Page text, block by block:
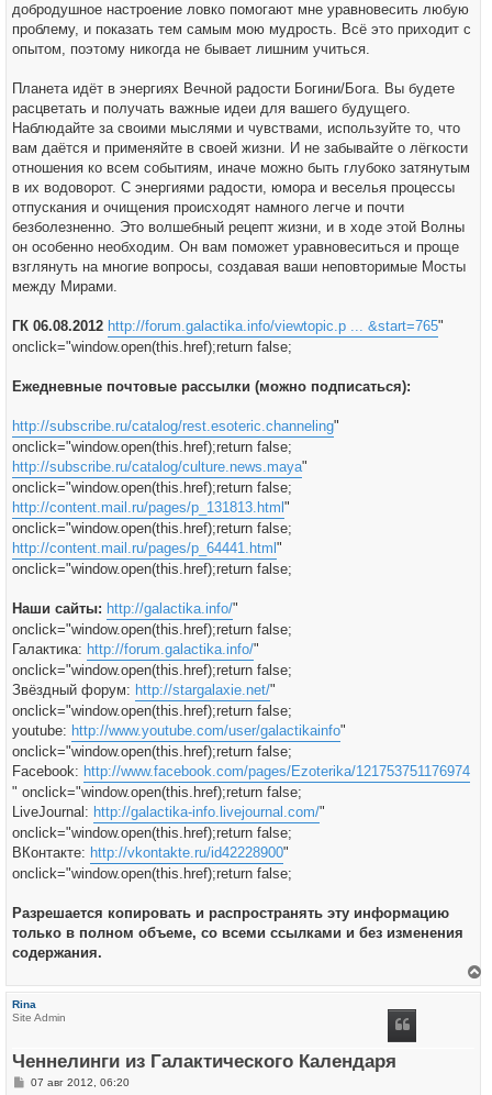
добродушное настроение ловко помогают мне уравновесить любую
проблему, и показать тем самым мою мудрость. Всё это приходит с
опытом, поэтому никогда не бывает лишним учиться.
Планета идёт в энергиях Вечной радости Богини/Бога. Вы будете
расцветать и получать важные идеи для вашего будущего.
Наблюдайте за своими мыслями и чувствами, используйте то, что
вам даётся и применяйте в своей жизни. И не забывайте о лёгкости
отношения ко всем событиям, иначе можно быть глубоко затянутым
в их водоворот. С энергиями радости, юмора и веселья процессы
отпускания и очищения происходят намного легче и почти
безболезненно. Это волшебный рецепт жизни, и в ходе этой Волны
он особенно необходим. Он вам поможет уравновеситься и проще
взглянуть на многие вопросы, создавая ваши неповторимые Мосты
между Мирами.
ГК 06.08.2012 http://forum.galactika.info/viewtopic.p ... &start=765"
onclick="window.open(this.href);return false;
Ежедневные почтовые рассылки (можно подписаться):
http://subscribe.ru/catalog/rest.esoteric.channeling"
onclick="window.open(this.href);return false;
http://subscribe.ru/catalog/culture.news.maya"
onclick="window.open(this.href);return false;
http://content.mail.ru/pages/p_131813.html "
onclick="window.open(this.href);return false;
http://content.mail.ru/pages/p_64441.html "
onclick="window.open(this.href);return false;
Наши сайты: http://galactika.info/"
onclick="window.open(this.href);return false;
Галактика: http://forum.galactika.info/"
onclick="window.open(this.href);return false;
Звёздный форум: http://stargalaxie.net/"
onclick="window.open(this.href);return false;
youtube: http://www.youtube.com/user/galactikainfo"
onclick="window.open(this.href);return false;
Facebook: http://www.facebook.com/pages/Ezoterika/121753751176974
" onclick="window.open(this.href);return false;
LiveJournal: http://galactika-info.livejournal.com/"
onclick="window.open(this.href);return false;
ВКонтакте: http://vkontakte.ru/id42228900"
onclick="window.open(this.href);return false;
Разрешается копировать и распространять эту информацию
только в полном объеме, со всеми ссылками и без изменения
содержания.
Rina
Site Admin
Ченнелинги из Галактического Календаря
С07 авг 2012, 06:20